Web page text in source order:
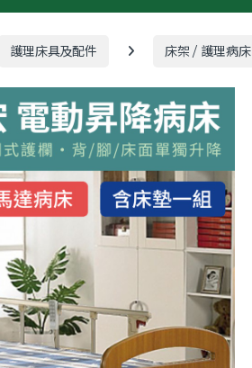
護理床具及配件 床架 / 護理病床